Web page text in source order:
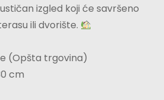
izgled koji će savršeno
ili dvorište.
(Opšta trgovina)
cm